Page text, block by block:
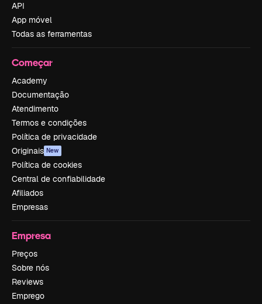
API
App móvel
Todas as ferramentas
Começar
Academy
Documentação
Atendimento
Termos e condições
Política de privacidade
Originais New
Política de cookies
Central de confiabilidade
Afiliados
Empresas
Empresa
Preços
Sobre nós
Reviews
Emprego